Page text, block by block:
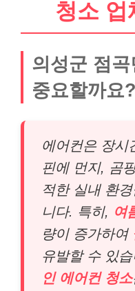
청소 업
의성군 점
중요할까요?
에어컨은 장시
핀에 먼지, 곰
적한 실내 환
니다. 특히, 여
량이 증가하여
유발할 수 있
인 에어컨 청소